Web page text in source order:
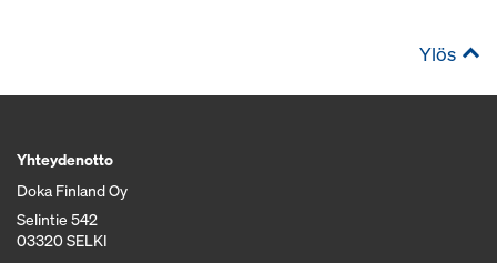
Ylös
Yhteydenotto
Doka Finland Oy
Selintie 542
03320 SELKI